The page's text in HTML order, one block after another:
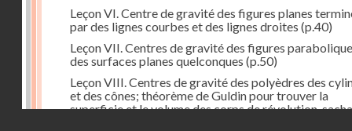
Leçon VI. Centre de gravité des figures planes
par des lignes courbes et des lignes droites (p.40)
Leçon VII. Centres de gravité des figures
des surfaces planes quelconques (p.50)
Leçon VIII. Centres de gravité des polyèdres des
et des cônes; théorème de Guldin pour trouver la
superficie et le volume des corps de révolution,